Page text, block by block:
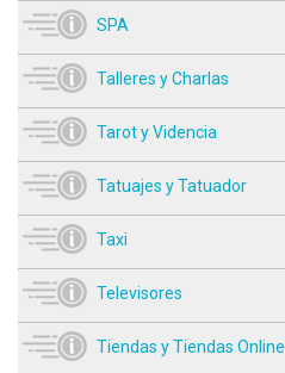
SPA
Talleres y Charlas
Tarot y Videncia
Tatuajes y Tatuador
Taxi
Televisores
Tiendas y Tiendas Online